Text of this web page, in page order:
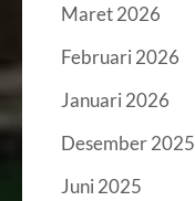
Maret 2026
Februari 2026
Januari 2026
Desember 2025
Juni 2025